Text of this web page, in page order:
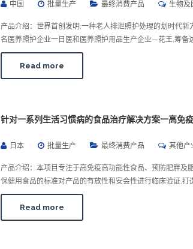
中国 批量生产 最终消费产品 生物及
产品介绍：世界首创发明:一种老人排泄照护处理的划时代
名医养照护企业一日医和医养照护用品生产企业—花王,筹备
Read more
针对一系列生活习惯病的食品治疗解决方案一高免
日本 批量生产 最终消费产品 其他产
产品介绍：本项目专注于高免疫高功能性食品、预防肥胖
保健用食品的标准对产品的有放性和安会性进行临床验证,
Read more